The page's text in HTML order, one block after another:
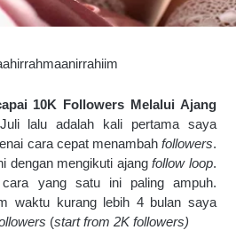
10K Followers Melalui Ajang
lalu adalah kali pertama saya
cara cepat menambah followers.
dengan mengikuti ajang follow loop.
yang satu ini paling ampuh.
waktu kurang lebih 4 bulan saya
(start from 2K followers)